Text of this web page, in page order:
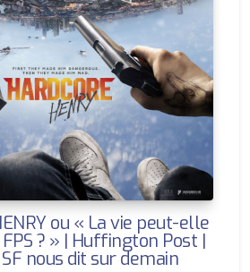
ou « La vie peut-elle
? » | Huffington Post |
nous dit sur demain